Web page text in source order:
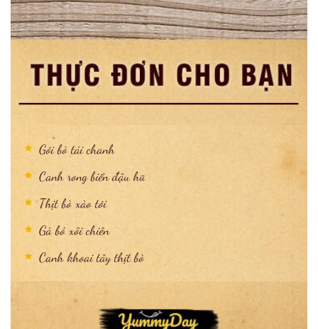
Gỏi bò tái chanh
Canh rong biển đậu hũ
Thịt bò xào tỏi
Gà bó xôi chiên
Canh khoai tây thịt bò